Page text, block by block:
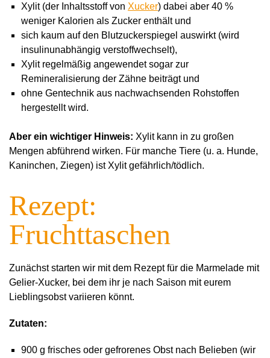
Xylit (der Inhaltsstoff von Xucker) dabei aber 40 %
weniger Kalorien als Zucker enthält und
sich kaum auf den Blutzuckerspiegel auswirkt (wird
insulinunabhängig verstoffwechselt),
Xylit regelmäßig angewendet sogar zur
Remineralisierung der Zähne beiträgt und
ohne Gentechnik aus nachwachsenden Rohstoffen
hergestellt wird.
Aber ein wichtiger Hinweis: Xylit kann in zu großen
Mengen abführend wirken. Für manche Tiere (u. a. Hunde,
Kaninchen, Ziegen) ist Xylit gefährlich/tödlich.
Rezept:
Fruchttaschen
Zunächst starten wir mit dem Rezept für die Marmelade mit
Gelier-Xucker, bei dem ihr je nach Saison mit eurem
Lieblingsobst variieren könnt.
Zutaten:
900 g frisches oder gefrorenes Obst nach Belieben (wir